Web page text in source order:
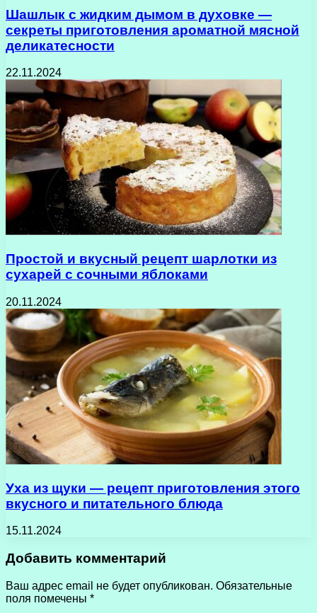
Шашлык с жидким дымом в духовке —
секреты приготовления ароматной мясной
деликатесности
22.11.2024
Простой и вкусный рецепт шарлотки из
сухарей с сочными яблоками
20.11.2024
Уха из щуки — рецепт приготовления этого
вкусного и питательного блюда
15.11.2024
Добавить комментарий
Ваш адрес email не будет опубликован. Обязательные
поля помечены *